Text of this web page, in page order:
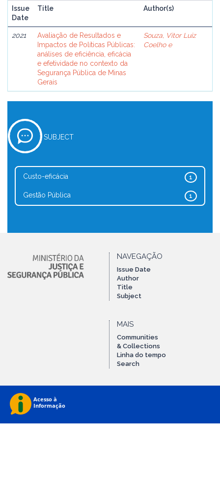
Issue
Date
Title Author(s)
2021
Avaliação de Resultados e
Impactos de Políticas Públicas:
análises de eficiência, eficácia
e efetividade no contexto da
Segurança Pública de Minas
Gerais
Souza, Vitor Luiz
Coelho e
SUBJECT
1
Custo-eficácia
1
Gestão Pública
NAVEGAÇÃO
Issue Date
Author
Title
Subject
MAIS
Communities
& Collections
Linha do tempo
Search